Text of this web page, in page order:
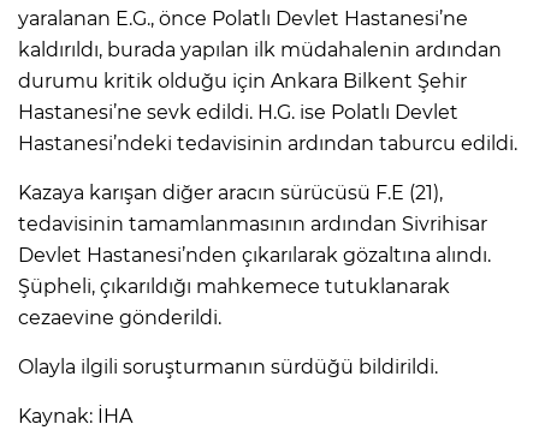
yaralanan E.G., önce Polatlı Devlet Hastanesi’ne
kaldırıldı, burada yapılan ilk müdahalenin ardından
durumu kritik olduğu için Ankara Bilkent Şehir
Hastanesi’ne sevk edildi. H.G. ise Polatlı Devlet
Hastanesi’ndeki tedavisinin ardından taburcu edildi.
Kazaya karışan diğer aracın sürücüsü F.E (21),
tedavisinin tamamlanmasının ardından Sivrihisar
Devlet Hastanesi’nden çıkarılarak gözaltına alındı.
Şüpheli, çıkarıldığı mahkemece tutuklanarak
cezaevine gönderildi.
Olayla ilgili soruşturmanın sürdüğü bildirildi.
Kaynak: İHA